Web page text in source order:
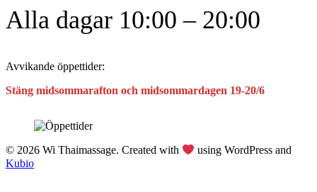
Alla dagar 10:00 – 20:00
Avvikande öppettider:
Stäng midsommarafton och midsommardagen 19-20/6
© 2026 Wi Thaimassage. Created with
using WordPress and
Kubio